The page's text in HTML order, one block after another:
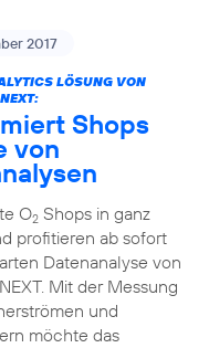
2017
LÖSUNG VON
Shops
von
O2Shops in ganz
profitieren ab sofort
Datenanalyse von
Mit der Messung
und
möchte das